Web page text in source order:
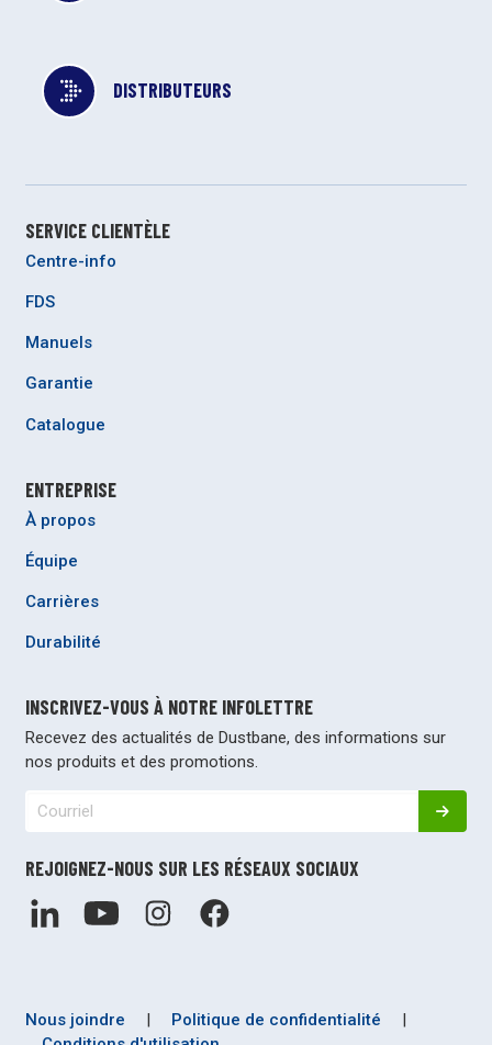
DISTRIBUTEURS
SERVICE CLIENTÈLE
Centre-info
FDS
Manuels
Garantie
Catalogue
ENTREPRISE
À propos
Équipe
Carrières
Durabilité
INSCRIVEZ-VOUS À NOTRE INFOLETTRE
Recevez des actualités de Dustbane, des informations sur
nos produits et des promotions.
REJOIGNEZ-NOUS SUR LES RÉSEAUX SOCIAUX
Nous joindre | Politique de confidentialité
|